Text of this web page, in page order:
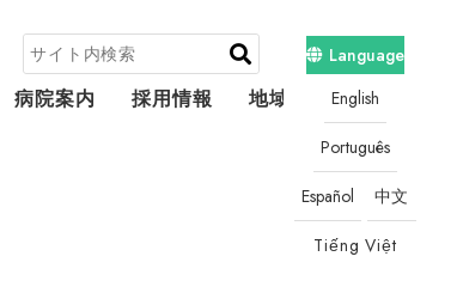
Language
English
Português
Español 中文
Tiếng Việt
病院案内 採用情報 地域連携・相談